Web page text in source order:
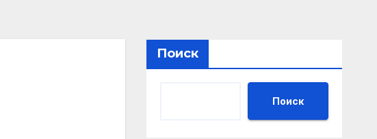
Поиск
Поиск